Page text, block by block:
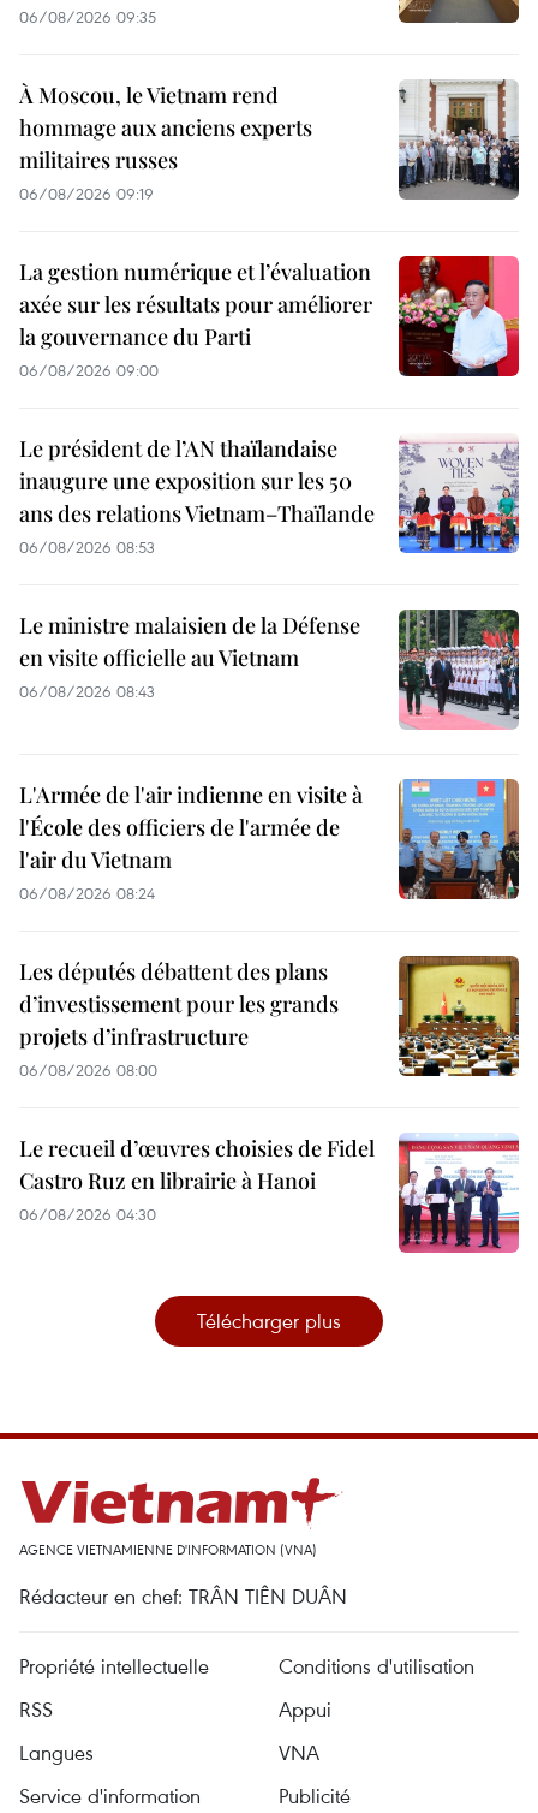
06/08/2026 09:35
À Moscou, le Vietnam rend
hommage aux anciens experts
militaires russes
06/08/2026 09:19
La gestion numérique et l’évaluation
axée sur les résultats pour améliorer
la gouvernance du Parti
06/08/2026 09:00
Le président de l’AN thaïlandaise
inaugure une exposition sur les 50
ans des relations Vietnam–Thaïlande
06/08/2026 08:53
Le ministre malaisien de la Défense
en visite officielle au Vietnam
06/08/2026 08:43
L'Armée de l'air indienne en visite à
l'École des officiers de l'armée de
l'air du Vietnam
06/08/2026 08:24
Les députés débattent des plans
d’investissement pour les grands
projets d’infrastructure
06/08/2026 08:00
Le recueil d’œuvres choisies de Fidel
Castro Ruz en librairie à Hanoi
06/08/2026 04:30
Télécharger plus
AGENCE VIETNAMIENNE D'INFORMATION (VNA)
Rédacteur en chef: TRÂN TIÊN DUÂN
Propriété intellectuelle
Conditions d'utilisation
RSS
Appui
Langues
VNA
Service d'information
Publicité